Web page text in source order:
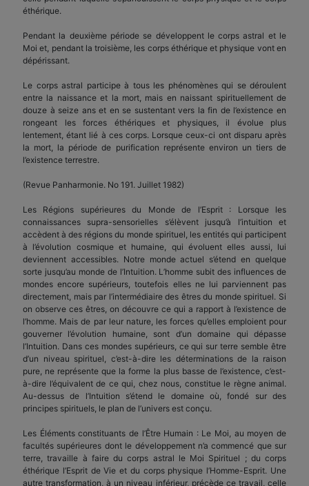
éthérique.
Pendant la deuxième période se développent le corps astral et le
Moi et, pendant la troisième, les corps éthérique et physique vont en
dépérissant.
Le corps astral participe à tous les phénomènes qui se déroulent
entre la naissance et la mort, mais en naissant spirituellement de
douze à seize ans et en se sustentant vers la fin de l’existence en
rongeant les forces éthériques et physiques, il évolue plus
lentement, étant lié à ces corps. Lorsque ceux-ci ont disparu après
la mort, la période de purification représente environ un tiers de
l’existence terrestre.
(Revue Panharmonie. No 191. Juillet 1982)
Les Régions supérieures du Monde de l’Esprit : Lorsque les
connaissances supra-sensorielles s’élèvent jusqu’à l’intuition et
accèdent à des régions du monde spirituel, les entités qui participent
à l’évolution cosmique et humaine, qui évoluent elles aussi, lui
deviennent accessibles. Notre monde actuel s’étend en quelque
sorte jusqu’au monde de l’Intuition. L’homme subit des influences de
mondes encore supérieurs, toutefois elles ne lui parviennent pas
directement, mais par l’intermédiaire des êtres du monde spirituel. Si
on observe ces êtres, on découvre ce qui a rapport à l’existence de
l’homme. Mais de par leur nature, les forces qu’elles emploient pour
gouverner l’évolution humaine, sont d’un domaine qui dépasse
l’Intuition. Dans ces mondes supérieurs, ce qui sur terre semble être
d’un niveau spirituel, c’est-à-dire les déterminations de la raison
pure, ne représente que la forme la plus basse de l’existence, c’est-
à-dire l’équivalent de ce qui, chez nous, constitue le règne animal.
Au-dessus de l’Intuition s’étend le domaine où, fondé sur des
principes spirituels, le plan de l’univers est conçu.
Les Éléments constituants de l’Être Humain : Le Moi, au moyen de
facultés supérieures dont le développement n’a commencé que sur
terre, travaille à faire du corps astral le Moi Spirituel ; du corps
éthérique l’Esprit de Vie et du corps physique l’Homme-Esprit. Une
autre transformation, à un niveau inférieur, précède ce travail, celle